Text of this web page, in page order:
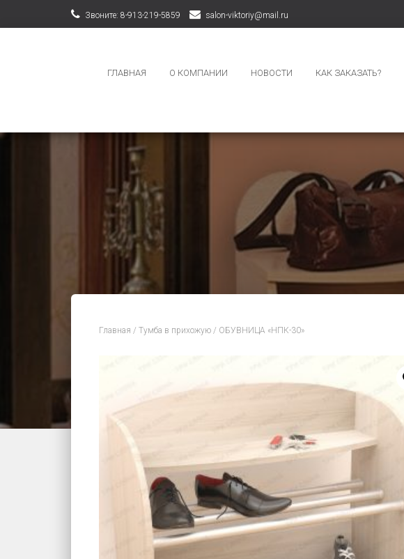
Звоните: 8-913-219-5859 salon-viktoriy@mail.ru
ГЛАВНАЯ О КОМПАНИИ НОВОСТИ КАК ЗАКАЗАТЬ?
Главная / Тумба в прихожую / ОБУВНИЦА «НПК-30»